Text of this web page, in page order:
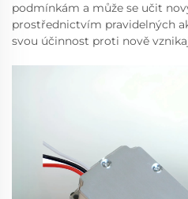
podmínkám a může se učit
prostřednictvím pravidelných
svou účinnost proti nově